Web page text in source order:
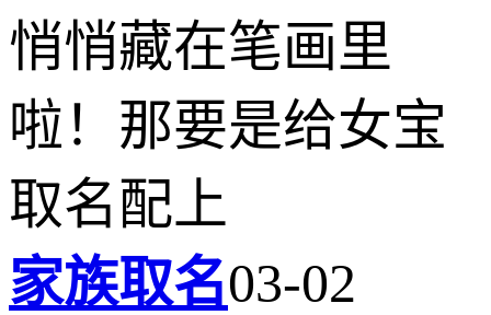
悄悄藏在笔画里
啦！那要是给女宝
取名配上
家族取名03-02